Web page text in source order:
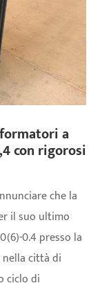
a
con rigorosi
che la
il suo ultimo
0.4 presso la
città di
ciclo di